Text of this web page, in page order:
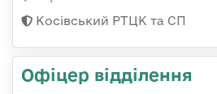
Косівський РТЦК та СП
Офіцер відділення